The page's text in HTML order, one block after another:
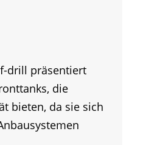
drill präsentiert
die
bieten, da sie sich